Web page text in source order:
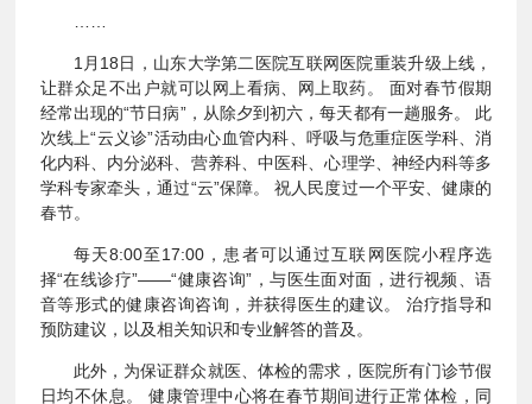
1月18日，山东大学第二医院互联网医院重装升级上线，
让群众足不出户就可以网上看病、网上取药。 面对春节假期
经常出现的“节日病”，从除夕到初六，每天都有一趟服务。 此
次线上“云义诊”活动由心血管内科、呼吸与危重症医学科、消
化内科、内分泌科、营养科、中医科、心理学、神经内科等多
学科专家牵头，通过“云”保障。 祝人民度过一个平安、健康的
春节。
每天8:00至17:00，患者可以通过互联网医院小程序选
择“在线诊疗”——“健康咨询”，与医生面对面，进行视频、语
音等形式的健康咨询咨询，并获得医生的建议。 治疗指导和
预防建议，以及相关知识和专业解答的普及。
此外，为保证群众就医、体检的需求，医院所有门诊节假
日均不休息。 健康管理中心将在春节期间进行正常体检，同